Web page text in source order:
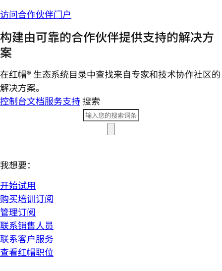
访问合作伙伴门户
构建由可靠的合作伙伴提供支持的解决方
案
在红帽® 生态系统目录中查找来自专家和技术协作社区的
解决方案。
控制台文档服务支持搜索
我想要：
开始试用
购买培训订阅
管理订阅
联系销售人员
联系客户服务
查看红帽职位